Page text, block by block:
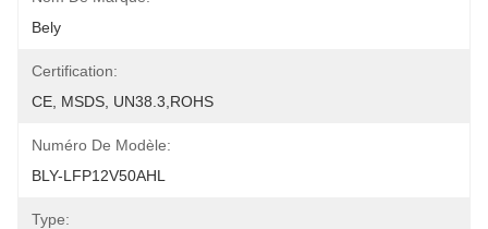
Bely
Certification:
CE, MSDS, UN38.3,ROHS
Numéro De Modèle:
BLY-LFP12V50AHL
Type: